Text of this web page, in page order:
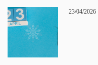
23/04/2026